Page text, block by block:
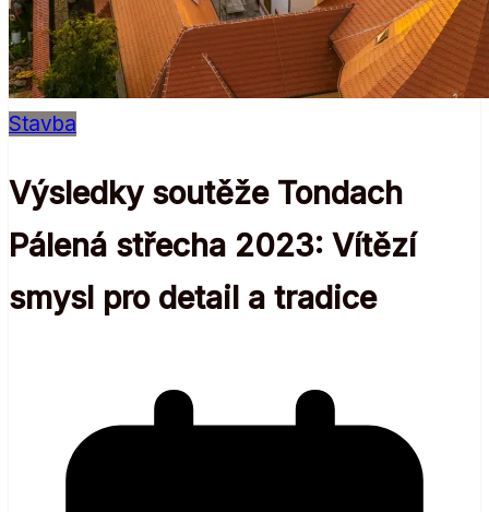
Stavba
Výsledky soutěže Tondach
Pálená střecha 2023: Vítězí
smysl pro detail a tradice